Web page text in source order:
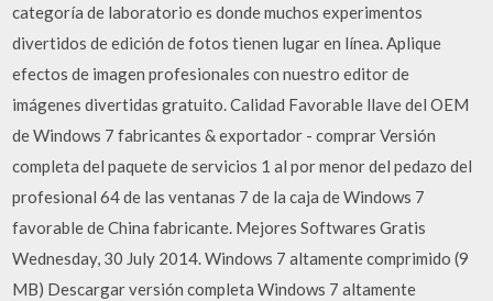
categoría de laboratorio es donde muchos experimentos
divertidos de edición de fotos tienen lugar en línea. Aplique
efectos de imagen profesionales con nuestro editor de
imágenes divertidas gratuito. Calidad Favorable llave del OEM
de Windows 7 fabricantes & exportador - comprar Versión
completa del paquete de servicios 1 al por menor del pedazo del
profesional 64 de las ventanas 7 de la caja de Windows 7
favorable de China fabricante. Mejores Softwares Gratis
Wednesday, 30 July 2014. Windows 7 altamente comprimido (9
MB) Descargar versión completa Windows 7 altamente